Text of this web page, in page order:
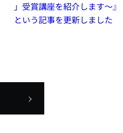
」受賞講座を紹介します～』
という記事を更新しました